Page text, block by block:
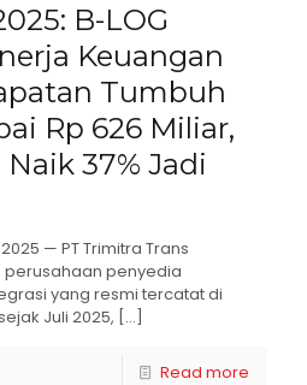
B-LOG
Keuangan
Tumbuh
Rp 626 Miliar,
37% Jadi
— PT Trimitra Trans
perusahaan penyedia
yang resmi tercatat di
Juli 2025, […]
Read more